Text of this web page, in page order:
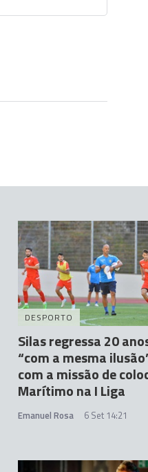
DESPORTO
Silas regressa 20
“com a mesma
com a missão de
Marítimo na I Liga
Emanuel Rosa 6 Set 14:21